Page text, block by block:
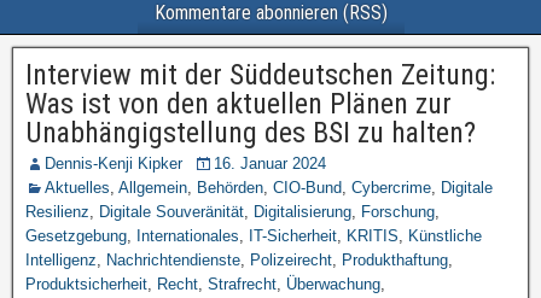
Kommentare abonnieren (RSS)
Interview mit der Süddeutschen Zeitung:
Was ist von den aktuellen Plänen zur
Unabhängigstellung des BSI zu halten?
Dennis-Kenji Kipker
16. Januar 2024
Aktuelles, Allgemein, Behörden, CIO-Bund, Cybercrime, Digitale
Resilienz, Digitale Souveränität, Digitalisierung, Forschung,
Gesetzgebung, Internationales, IT-Sicherheit, KRITIS, Künstliche
Intelligenz, Nachrichtendienste, Polizeirecht, Produkthaftung,
Produktsicherheit, Recht, Strafrecht, Überwachung,